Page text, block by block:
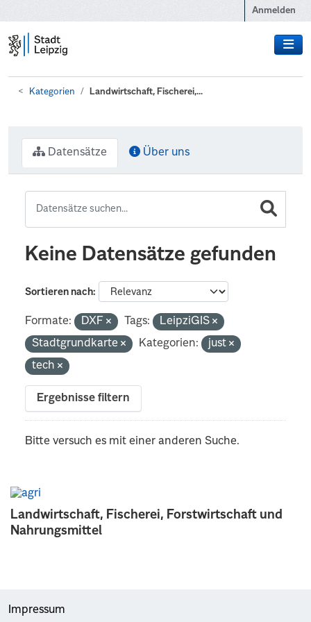
Anmelden
Kategorien Landwirtschaft, Fischerei,...
Landwirtschaft, Fischerei, Forstwirtschaft und
Nahrungsmittel
Datensätze Über uns
Keine Datensätze gefunden
Sortieren nach
Formate: DXF Tags:
LeipziGIS
Stadtgrundkarte
Kategorien:
just
tech
Ergebnisse filtern
Bitte versuch es mit einer anderen Suche.
Impressum